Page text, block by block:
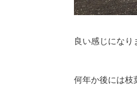
良い感じになり
何年か後には枝